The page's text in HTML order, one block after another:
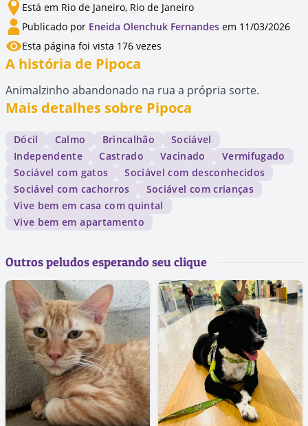
Está em Rio de Janeiro, Rio de Janeiro
Publicado por Eneida Olenchuk Fernandes em 11/03/2026
Esta página foi vista 176 vezes
A história de Pipoca
Animalzinho abandonado na rua a própria sorte.
Mais detalhes sobre Pipoca
Dócil Calmo Brincalhão
Sociável
Independente
Castrado Vacinado
Vermifugado
Sociável com gatos
Sociável com desconhecidos
Sociável com cachorros
Sociável com crianças
Vive bem em casa com quintal
Vive bem em apartamento
Outros peludos esperando seu clique